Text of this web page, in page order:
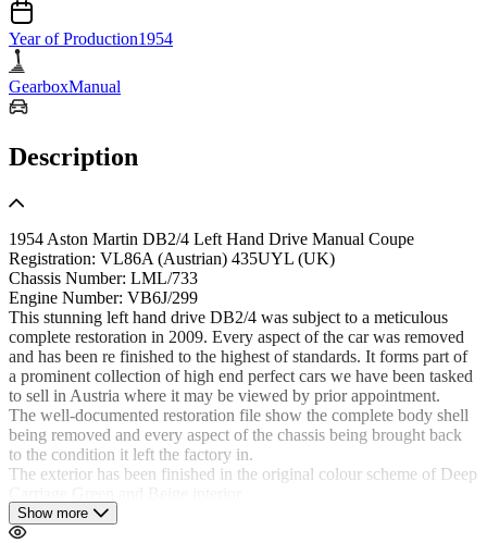
Year of Production1954
GearboxManual
Description
1954 Aston Martin DB2/4 Left Hand Drive Manual Coupe
Registration: VL86A (Austrian) 435UYL (UK)
Chassis Number: LML/733
Engine Number: VB6J/299
This stunning left hand drive DB2/4 was subject to a meticulous
complete restoration in 2009. Every aspect of the car was removed
and has been re finished to the highest of standards. It forms part of
a prominent collection of high end perfect cars we have been tasked
to sell in Austria where it may be viewed by prior appointment.
The well-documented restoration file show the complete body shell
being removed and every aspect of the chassis being brought back
to the condition it left the factory in.
The exterior has been finished in the original colour scheme of Deep
If you do not fall in love with the looks of this DB2/4 then simply
turn the key and the roar of the beautifully W.O. Bentley designed
Show more